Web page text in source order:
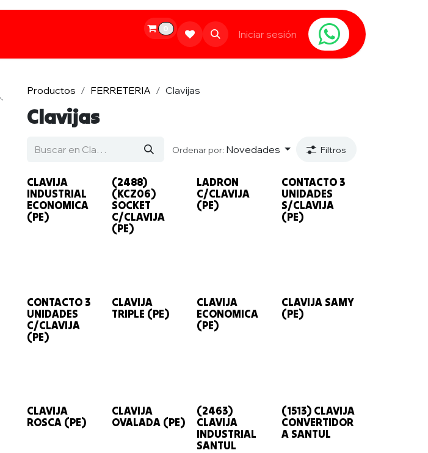
Limpieza Populares Contáctanos
0 Iniciar sesión
Productos FERRETERIA Clavijas
Clavijas
Ordenar por: Novedades Filtros
CLAVIJA
INDUSTRIAL
ECONOMICA
(PE)
(2488)
(KCZ06)
SOCKET
C/CLAVIJA
(PE)
LADRON
C/CLAVIJA
(PE)
CONTACTO 3
UNIDADES
S/CLAVIJA
(PE)
CONTACTO 3
UNIDADES
C/CLAVIJA
(PE)
CLAVIJA
TRIPLE (PE)
CLAVIJA
ECONOMICA
(PE)
CLAVIJA SAMY
(PE)
CLAVIJA
ROSCA (PE)
CLAVIJA
OVALADA (PE)
(2463)
CLAVIJA
INDUSTRIAL
SANTUL
(1513) CLAVIJA
CONVERTIDOR
A SANTUL